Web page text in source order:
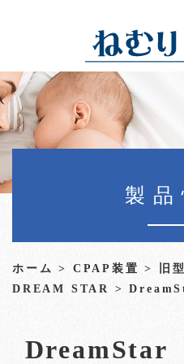
製品
ホーム > CPAP装置 > 旧
DREAM STAR >
DreamStar